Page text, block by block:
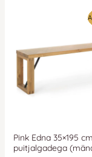
Pink Edna 35×195
puitjalgadega